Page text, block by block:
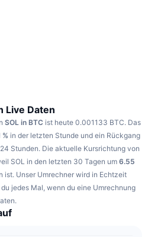
Live Daten
SOL in BTC ist heute 0.001133 BTC. Das
% in der letzten Stunde und ein Rückgang
Stunden. Die aktuelle Kursrichtung von
SOL in den letzten 30 Tagen um 6.55
ist. Unser Umrechner wird in Echtzeit
jedes Mal, wenn du eine Umrechnung